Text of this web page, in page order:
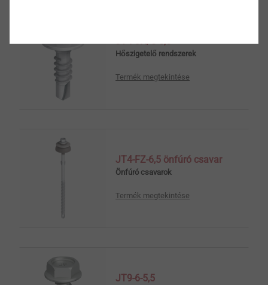
JT4-3H/5-5,5
Hőszigetelő rendszerek
Termék megtekintése
JT4-FZ-6,5 önfúró csavar
Önfúró csavarok
Termék megtekintése
JT9-6-5,5